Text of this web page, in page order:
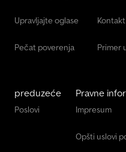
Upravljajte oglase
Pečat poverenja
Kontakt
Primer
preduzeće
Poslovi
Pravne
Impresum
Opšti uslovi